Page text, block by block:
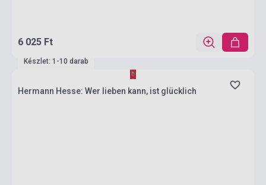
6 025 Ft
Készlet: 1-10 darab
Hermann Hesse: Wer lieben kann, ist glücklich